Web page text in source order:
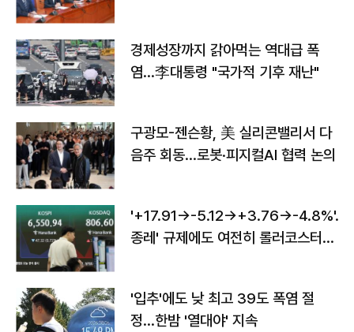
경제성장까지 갉아먹는 역대급 폭
염…李대통령 "국가적 기후 재난"
구광모-젠슨황, 美 실리콘밸리서 다
음주 회동…로봇·피지컬AI 협력 논의
'+17.91→-5.12→+3.76→-4.8%'…'
종레' 규제에도 여전히 롤러코스터
'입추'에도 낮 최고 39도 폭염 절
정…한밤 '열대야' 지속